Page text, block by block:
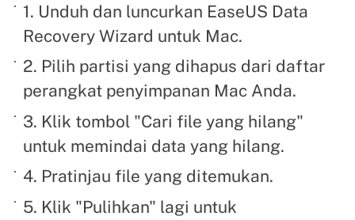
1. Unduh dan luncurkan EaseUS Data
Recovery Wizard untuk Mac.
2. Pilih partisi yang dihapus dari daftar
perangkat penyimpanan Mac Anda.
3. Klik tombol "Cari file yang hilang"
untuk memindai data yang hilang.
4. Pratinjau file yang ditemukan.
5. Klik "Pulihkan" lagi untuk